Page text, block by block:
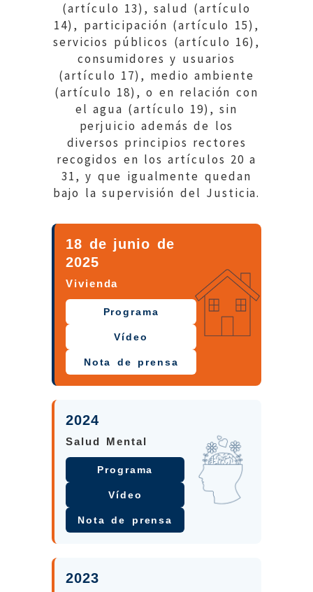
(artículo 13), salud (artículo
14), participación (artículo 15),
servicios públicos (artículo 16),
consumidores y usuarios
(artículo 17), medio ambiente
(artículo 18), o en relación con
el agua (artículo 19), sin
perjuicio además de los
diversos principios rectores
recogidos en los artículos 20 a
31, y que igualmente quedan
bajo la supervisión del Justicia.
18 de junio de
2025
Vivienda
Programa
Vídeo
Nota de prensa
2024
Salud Mental
Programa
Vídeo
Nota de prensa
2023